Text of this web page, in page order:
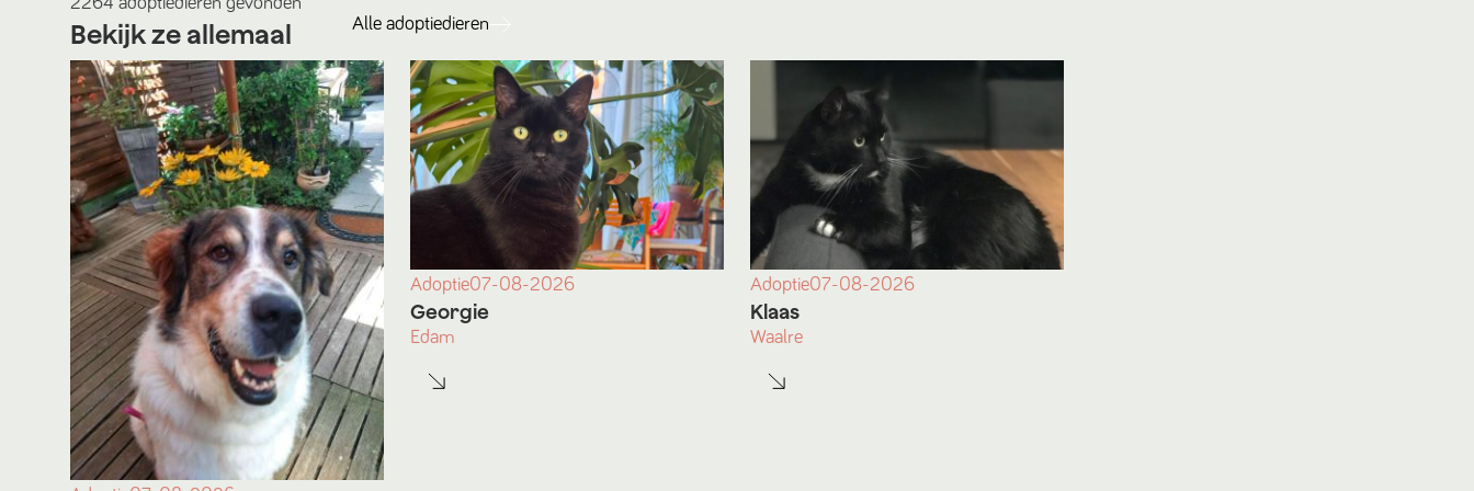
Bekijk ze allemaal Alle adoptiedieren
Adoptie07-08-2026
Georgie
Edam
Adoptie07-08-2026
Klaas
Waalre